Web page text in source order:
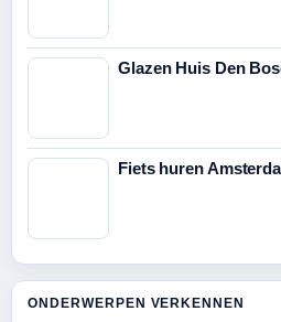
Glazen Huis Den
Fiets huren
ONDERWERPEN VERKENNEN